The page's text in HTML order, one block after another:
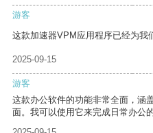
游客
这款加速器VPM应用程序已经为我
2025-09-15
游客
这款办公软件的功能非常全面，涵
面。我可以使用它来完成日常办公